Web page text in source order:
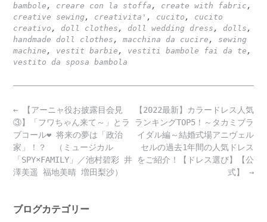
bambole , creare con la stoffa , create with fabric ,
creative sewing , creativita' , cucito , cucito
creativo , doll clothes , doll wedding dress , dolls ,
handmade doll clothes , macchina da cucire , sewing
machine , vestit barbie , vestiti bambole fai da te ,
vestito da sposa bambola
Post
navigation
【2022最新】カラードレス人気
ランキングTOP5！～タカミブラ
イダル編～結婚式場アニヴェル
セルの過去1年間の人気ドレス
をご紹介！【ドレス選び】【公
式】 →
← 【アーニャ役お披露目会見
③】「フワちゃん来て～」とラ
ブコール❤ 将来の夢は「政治
家」！？ （ミュージカル
「SPY×FAMILY」／池村碧彩 井
澤美遥 福地美晴 増田梨沙）
ブログカテゴリー